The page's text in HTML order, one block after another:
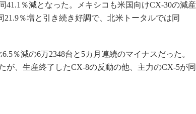
41.1％減となった。メキシコも米国向けCX-30の減産
％増と引き続き好調で、北米トータルでは同
％減の6万2348台と5カ月連続のマイナスだった。
が、生産終了したCX-8の反動の他、主力のCX-5が同